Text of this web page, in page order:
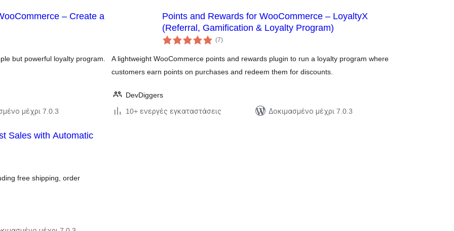
– Create a
but powerful loyalty program.
μέχρι 7.0.3
Points and Rewards for WooCommerce – LoyaltyX
(Referral, Gamification & Loyalty Program)
(7αξιολογήσεις
σύνολο
)
A lightweight WooCommerce points and rewards plugin to run a loyalty program where
customers earn points on purchases and redeem them for discounts.
DevDiggers
10+ ενεργές εγκαταστάσεις
Δοκιμασμένο μέχρι 7.0.3
Sales with Automatic
free shipping, order